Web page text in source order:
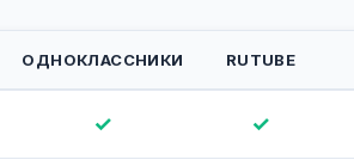
ОДНОКЛАССНИКИ RUTUBE
✓ ✓